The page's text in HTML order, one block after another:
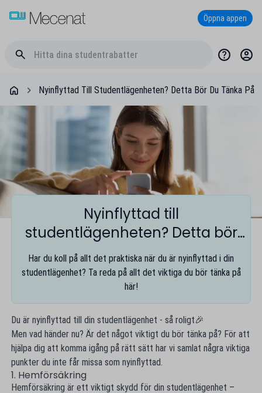
Öppna appen
Nyinflyttad Till Studentlägenheten? Detta Bör Du Tänka På
Nyinflyttad till
studentlägenheten? Detta bör
du tänka på
Har du koll på allt det praktiska när du är nyinflyttad i din
studentlägenhet? Ta reda på allt det viktiga du bör tänka på
här!
Du är nyinflyttad till din studentlägenhet - så roligt🎉
Men vad händer nu? Är det något viktigt du bör tänka på? För att
hjälpa dig att komma igång på rätt sätt har vi samlat några viktiga
punkter du inte får missa som nyinflyttad.
1. Hemförsäkring
Hemförsäkring är ett viktigt skydd för din studentlägenhet –